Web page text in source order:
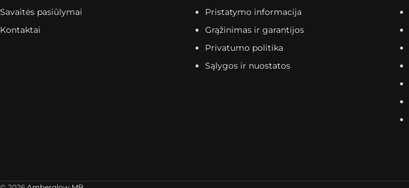
Savaitės pasiūlymai
Kontaktai
Pristatymo informacija
Grąžinimas ir garantijos
Privatumo politika
Sąlygos ir nuostatos